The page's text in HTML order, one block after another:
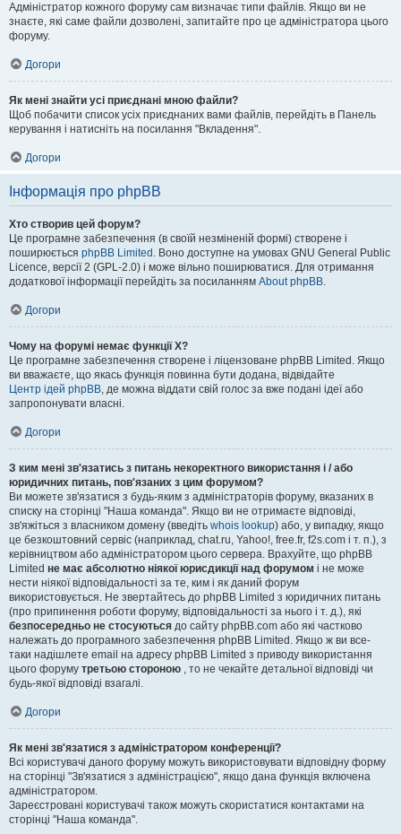
Адміністратор кожного форуму сам визначає типи файлів. Якщо ви не
знаєте, які саме файли дозволені, запитайте про це адміністратора цього
форуму.
Догори
Як мені знайти усі приєднані мною файли?
Щоб побачити список усіх приєднаних вами файлів, перейдіть в Панель
керування і натисніть на посилання "Вкладення".
Догори
Інформація про phpBB
Хто створив цей форум?
Це програмне забезпечення (в своїй незміненій формі) створене і
поширюється phpBB Limited . Воно доступне на умовах GNU General Public
Licence, версії 2 (GPL-2.0) і може вільно поширюватися. Для отримання
додаткової інформації перейдіть за посиланням About phpBB.
Догори
Чому на форумі немає функції X?
Це програмне забезпечення створене і ліцензоване phpBB Limited. Якщо
ви вважаєте, що якась функція повинна бути додана, відвідайте
Центр ідей phpBB, де можна віддати свій голос за вже подані ідеї або
запропонувати власні.
Догори
З ким мені зв'язатись з питань некоректного використання і / або
юридичних питань, пов'язаних з цим форумом?
Ви можете зв'язатися з будь-яким з адміністраторів форуму, вказаних в
списку на сторінці "Наша команда". Якщо ви не отримаєте відповіді,
зв'яжіться з власником домену (введіть whois lookup) або, у випадку, якщо
це безкоштовний сервіс (наприклад, chat.ru, Yahoo!, free.fr, f2s.com і т. п.), з
керівництвом або адміністратором цього сервера. Врахуйте, що phpBB
Limited не має абсолютно ніякої юрисдикції над форумом і не може
нести ніякої відповідальності за те, ким і як даний форум
використовується. Не звертайтесь до phpBB Limited з юридичних питань
(про припинення роботи форуму, відповідальності за нього і т. д.), які
безпосередньо не стосуються до сайту phpBB.com або які частково
належать до програмного забезпечення phpBB Limited. Якщо ж ви все-
таки надішлете email на адресу phpBB Limited з приводу використання
цього форуму третьою стороною , то не чекайте детальної відповіді чи
будь-якої відповіді взагалі.
Догори
Як мені зв'язатися з адміністратором конференції?
Всі користувачі даного форуму можуть використовувати відповідну форму
на сторінці "Зв'язатися з адміністрацією", якщо дана функція включена
адміністратором.
Зареєстровані користувачі також можуть скористатися контактами на
сторінці "Наша команда".